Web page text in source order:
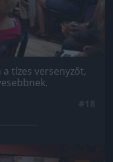
tízes versenyzőt,